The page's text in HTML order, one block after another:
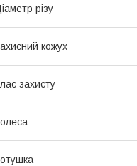
різу
кожух
захисту